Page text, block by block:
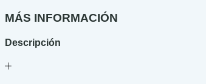
MÁS INFORMACIÓN
Descripción